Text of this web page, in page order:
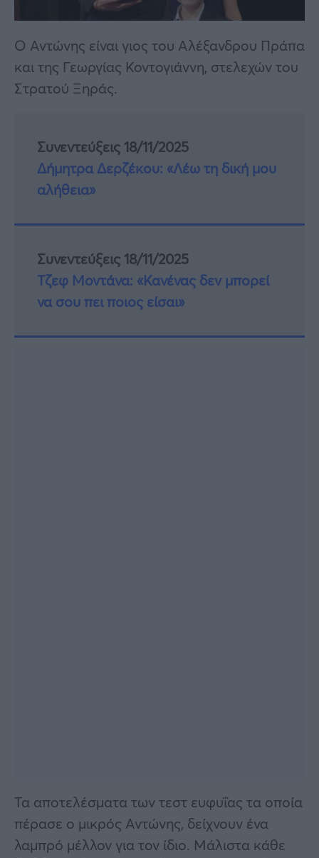
Ο Αντώνης είναι γιος του Αλέξανδρου Πράπα
και της Γεωργίας Κοντογιάννη, στελεχών του
Στρατού Ξηράς.
Συνεντεύξεις 18/11/2025
Δήμητρα Δερζέκου: «Λέω τη δική μου
αλήθεια»
Συνεντεύξεις 18/11/2025
Τζεφ Μοντάνα: «Κανένας δεν μπορεί
να σου πει ποιος είσαι»
Τα αποτελέσματα των τεστ ευφυΐας τα οποία
πέρασε ο μικρός Αντώνης, δείχνουν ένα
λαμπρό μέλλον για τον ίδιο. Μάλιστα κάθε